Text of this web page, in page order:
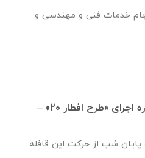
۱۳۶۰ با انگیزه انجام خدمات فنی و مهندسی و
مشارکت غیرنقدی در ششمین دوره اجرای «طرح افطار ۲۰» –
شب از حرکت این قافله